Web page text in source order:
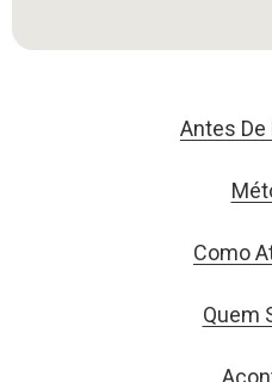
Antes
Como
Quem